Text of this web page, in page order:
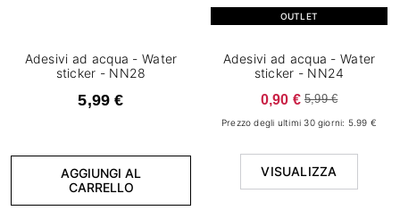
Adesivi ad acqua - Water
sticker - NN28
5,99 €
AGGIUNGI AL
CARRELLO
OUTLET
Adesivi ad acqua - Water
sticker - NN24
0,90 € 5,99 €
Prezzo degli ultimi 30 giorni: 5.99 €
VISUALIZZA